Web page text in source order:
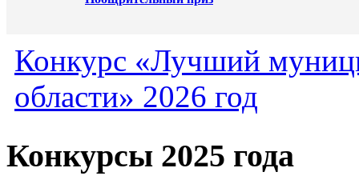
Конкурс «Лучший
области» 2026 год
Конкурсы 2025 года